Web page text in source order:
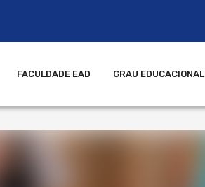
FACULDADE EAD GRAU EDUCACIONAL